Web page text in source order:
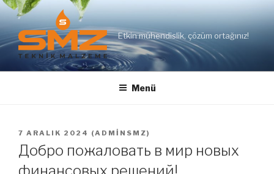
İçeriğe
geç
Etkin mühendislik, çözüm ortağınız!
Menü
YAYIM
TARIHI
7 ARALIK 2024 (ADMINSMZ)
Добро пожаловать в мир новых